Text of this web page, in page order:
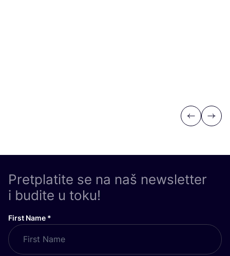
Previous
Next
Pretplatite se na naš newsletter
i budite u toku!
First Name *